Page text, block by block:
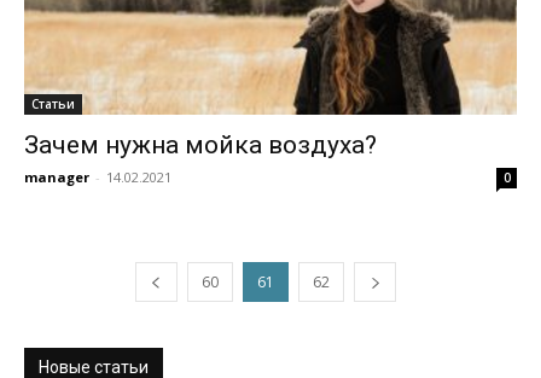
Статьи
Зачем нужна мойка воздуха?
manager - 14.02.2021 0
60 61 62
Новые статьи